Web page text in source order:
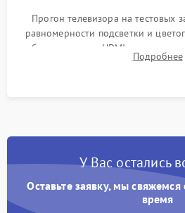
Прогон телевизора на тестовых
равномерности подсветки и
работы разъемов HDMI,
в рабочем режиме в течение
Подробнее
У Вас остались
Оставьте заявку, мы
время